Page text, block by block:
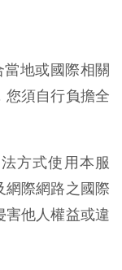
地或國際相關
您須自行負擔全
方式使用本服
網際網路之國際
害他人權益或違